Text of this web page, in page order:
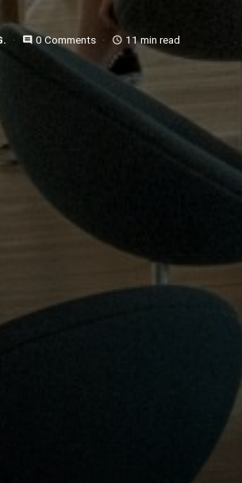
comment 0 Comments access_time 11 min read